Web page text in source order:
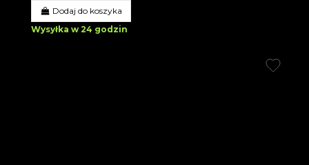
Dodaj do koszyka
Wysyłka w 24 godzin